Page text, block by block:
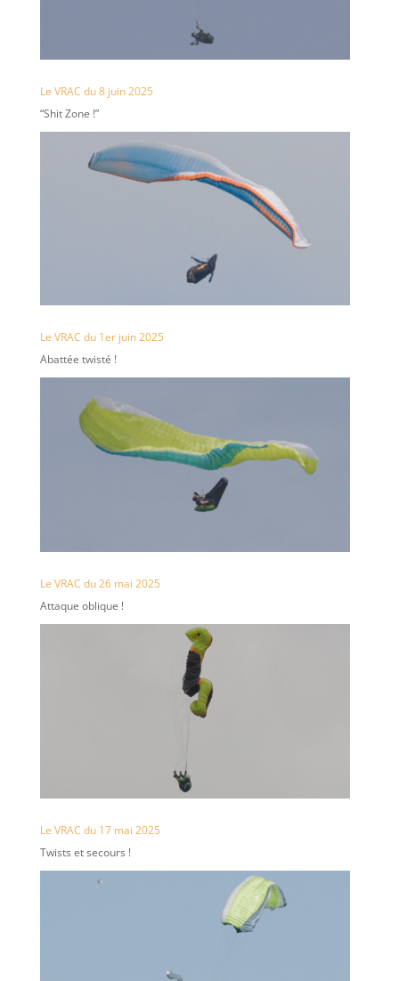
Le VRAC du 8 juin 2025
“Shit Zone !”
Le VRAC du 1er juin 2025
Abattée twisté !
Le VRAC du 26 mai 2025
Attaque oblique !
Le VRAC du 17 mai 2025
Twists et secours !